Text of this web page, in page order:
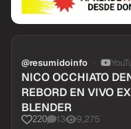
@resumidoinfo
NICO OCCHIATO
REBORD EN VIVO
BLENDER
220 13 9,275